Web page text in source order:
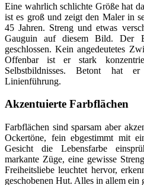
Eine wahrlich schlichte Größe hat
ist es groß und zeigt den Maler in
45 Jahren. Streng und etwas
Gauguin auf diesem Bild. Der
geschlossen. Kein angedeutetes
Offenbar ist er stark
Selbstbildnisses. Betont hat
Linienführung.
Akzentuierte Farbflächen
Farbflächen sind sparsam aber
Ockertöne, fein ebgestimmt mit
Gesicht die Lebensfarbe
markante Züge, eine gewisse
Freiheitsliebe leuchtet hervor,
geschobenen Hut. Alles in allem ein